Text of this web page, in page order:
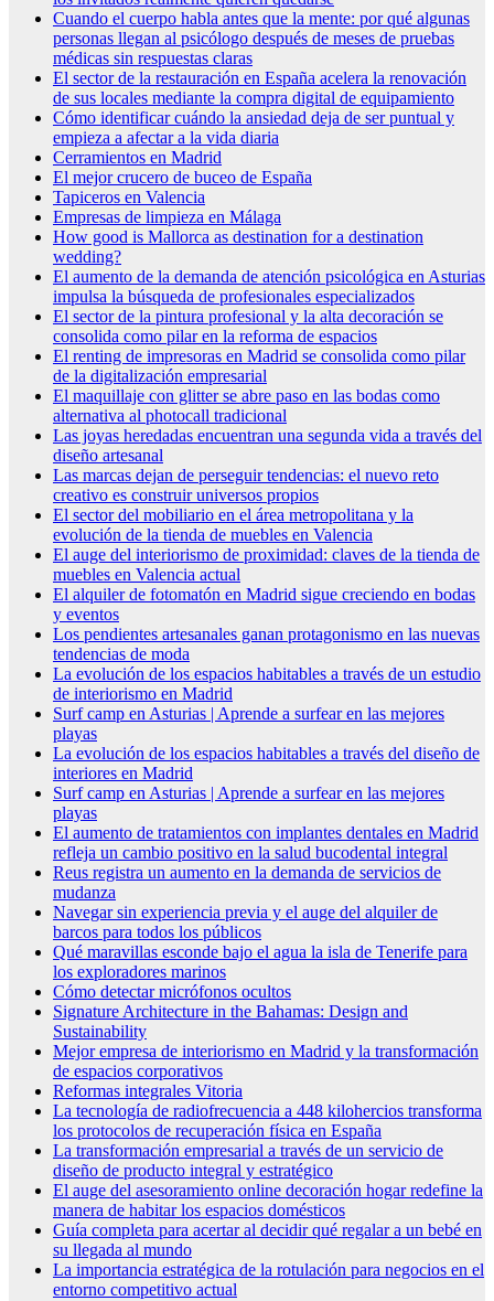
Cuando el cuerpo habla antes que la mente: por qué algunas
personas llegan al psicólogo después de meses de pruebas
médicas sin respuestas claras
El sector de la restauración en España acelera la renovación
de sus locales mediante la compra digital de equipamiento
Cómo identificar cuándo la ansiedad deja de ser puntual y
empieza a afectar a la vida diaria
Cerramientos en Madrid
El mejor crucero de buceo de España
Tapiceros en Valencia
Empresas de limpieza en Málaga
How good is Mallorca as destination for a destination
wedding?
El aumento de la demanda de atención psicológica en Asturias
impulsa la búsqueda de profesionales especializados
El sector de la pintura profesional y la alta decoración se
consolida como pilar en la reforma de espacios
El renting de impresoras en Madrid se consolida como pilar
de la digitalización empresarial
El maquillaje con glitter se abre paso en las bodas como
alternativa al photocall tradicional
Las joyas heredadas encuentran una segunda vida a través del
diseño artesanal
Las marcas dejan de perseguir tendencias: el nuevo reto
creativo es construir universos propios
El sector del mobiliario en el área metropolitana y la
evolución de la tienda de muebles en Valencia
El auge del interiorismo de proximidad: claves de la tienda de
muebles en Valencia actual
El alquiler de fotomatón en Madrid sigue creciendo en bodas
y eventos
Los pendientes artesanales ganan protagonismo en las nuevas
tendencias de moda
La evolución de los espacios habitables a través de un estudio
de interiorismo en Madrid
Surf camp en Asturias | Aprende a surfear en las mejores
playas
La evolución de los espacios habitables a través del diseño de
interiores en Madrid
Surf camp en Asturias | Aprende a surfear en las mejores
playas
El aumento de tratamientos con implantes dentales en Madrid
refleja un cambio positivo en la salud bucodental integral
Reus registra un aumento en la demanda de servicios de
mudanza
Navegar sin experiencia previa y el auge del alquiler de
barcos para todos los públicos
Qué maravillas esconde bajo el agua la isla de Tenerife para
los exploradores marinos
Cómo detectar micrófonos ocultos
Signature Architecture in the Bahamas: Design and
Sustainability
Mejor empresa de interiorismo en Madrid y la transformación
de espacios corporativos
Reformas integrales Vitoria
La tecnología de radiofrecuencia a 448 kilohercios transforma
los protocolos de recuperación física en España
La transformación empresarial a través de un servicio de
diseño de producto integral y estratégico
El auge del asesoramiento online decoración hogar redefine la
manera de habitar los espacios domésticos
Guía completa para acertar al decidir qué regalar a un bebé en
su llegada al mundo
La importancia estratégica de la rotulación para negocios en el
entorno competitivo actual